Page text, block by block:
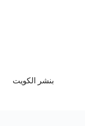
بنشر الكويت